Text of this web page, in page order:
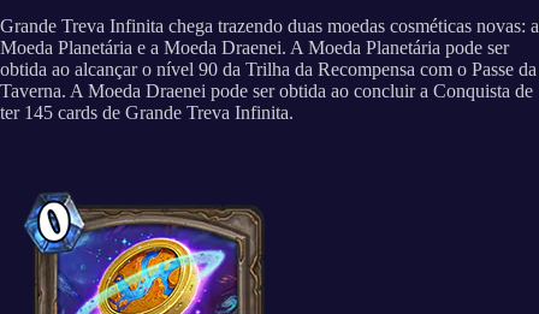
Grande Treva Infinita chega trazendo duas moedas cosméticas novas: a
Moeda Planetária e a Moeda Draenei. A Moeda Planetária pode ser
obtida ao alcançar o nível 90 da Trilha da Recompensa com o Passe da
Taverna. A Moeda Draenei pode ser obtida ao concluir a Conquista de
ter 145 cards de Grande Treva Infinita.